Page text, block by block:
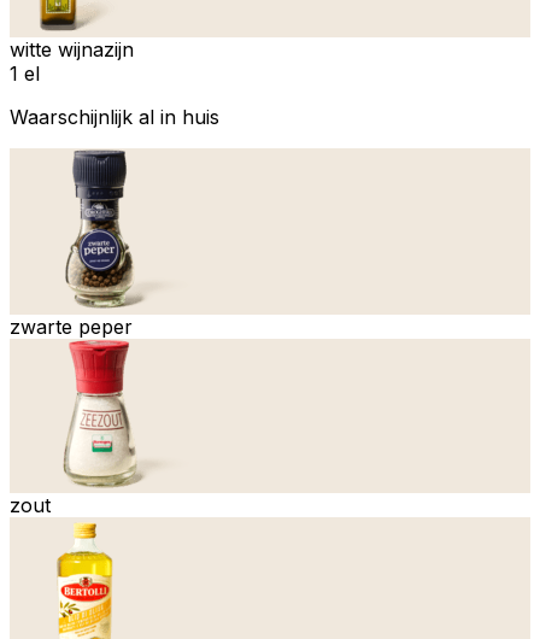
witte wijnazijn
1 el
Waarschijnlijk al in huis
zwarte peper
zout